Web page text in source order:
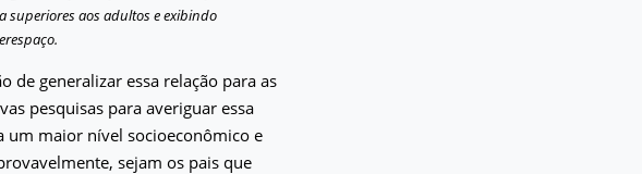
superiores aos adultos e exibindo
de generalizar essa relação para as
pesquisas para averiguar essa
um maior nível socioeconômico e
sejam os pais que